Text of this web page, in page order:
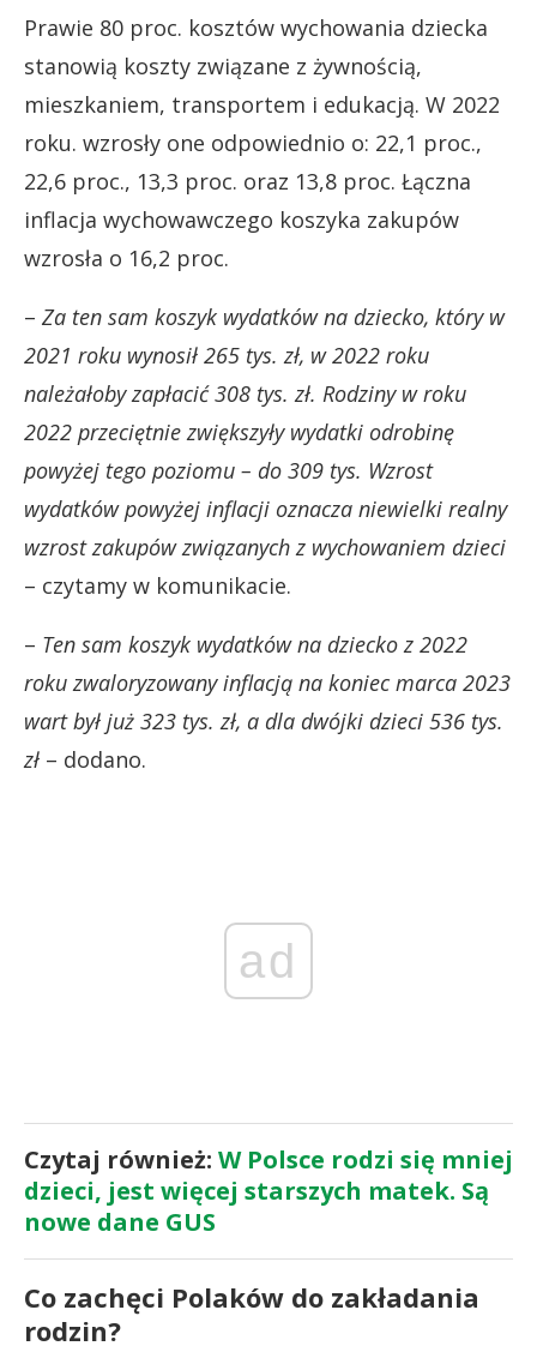
Prawie 80 proc. kosztów wychowania dziecka
stanowią koszty związane z żywnością,
mieszkaniem, transportem i edukacją. W 2022
roku. wzrosły one odpowiednio o: 22,1 proc.,
22,6 proc., 13,3 proc. oraz 13,8 proc. Łączna
inflacja wychowawczego koszyka zakupów
wzrosła o 16,2 proc.
– Za ten sam koszyk wydatków na dziecko, który w
2021 roku wynosił 265 tys. zł, w 2022 roku
należałoby zapłacić 308 tys. zł. Rodziny w roku
2022 przeciętnie zwiększyły wydatki odrobinę
powyżej tego poziomu – do 309 tys. Wzrost
wydatków powyżej inflacji oznacza niewielki realny
wzrost zakupów związanych z wychowaniem dzieci
– czytamy w komunikacie.
– Ten sam koszyk wydatków na dziecko z 2022
roku zwaloryzowany inflacją na koniec marca 2023
wart był już 323 tys. zł, a dla dwójki dzieci 536 tys.
zł – dodano.
ad
Czytaj również: W Polsce rodzi się mniej
dzieci, jest więcej starszych matek. Są
nowe dane GUS
Co zachęci Polaków do zakładania
rodzin?